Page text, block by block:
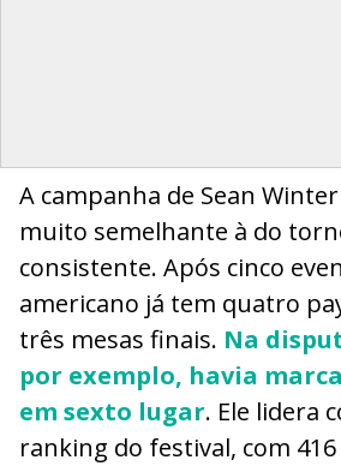
A campanha de Sean
muito semelhante à do
consistente. Após cinco
americano já tem quatro
três mesas finais. Na
por exemplo, havia
em sexto lugar. Ele lidera
ranking do festival, com